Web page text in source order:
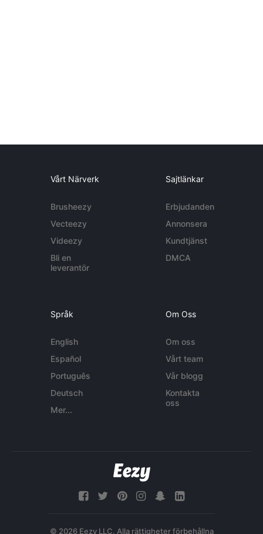
Vårt Närverk
Brusheezy
Vecteezy
Videezy
Bli en
leverantör
Sajtlänkar
Erbjudanden
Annonsera
Kundtjänst
DMCA
Språk
English
Español
Português
Deutsch
Mer...
Om Oss
Om oss
Vårt team
Vår blogg
Kontakta
oss
© 2026 Eezy LLC. Alla rättigheter förbehållna